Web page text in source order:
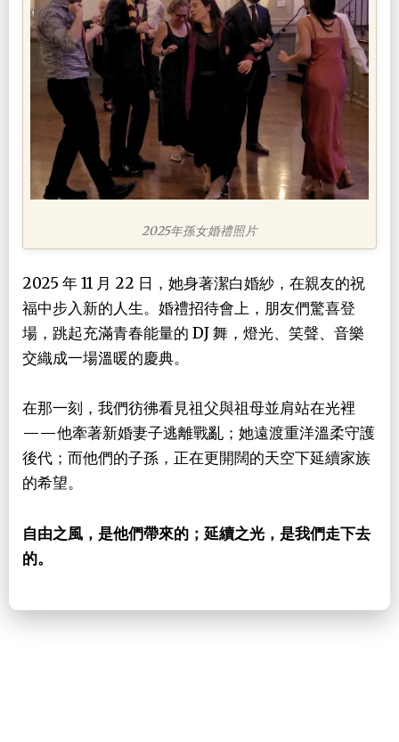
2025年孫女婚禮照片
2025 年 11 月 22 日，她身著潔白婚紗，在親友的祝
福中步入新的人生。婚禮招待會上，朋友們驚喜登
場，跳起充滿青春能量的 DJ 舞，燈光、笑聲、音樂
交織成一場溫暖的慶典。
在那一刻，我們彷彿看見祖父與祖母並肩站在光裡
——他牽著新婚妻子逃離戰亂；她遠渡重洋溫柔守護
後代；而他們的子孫，正在更開闊的天空下延續家族
的希望。
自由之風，是他們帶來的；延續之光，是我們走下去
的。